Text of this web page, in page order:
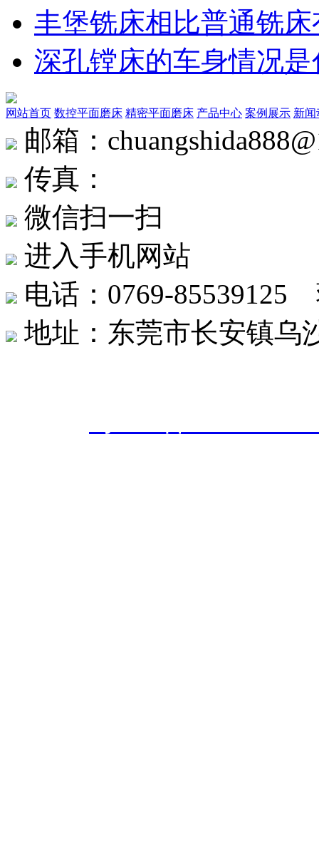
丰堡铣床相比普通铣
深孔镗床的车身情况
网站首页 数控平面磨床 精密平面磨床 产品中心 案例展示 新闻
邮箱：
传真：
微信扫一扫
进入手机网站
电话：0769-85539125
地址：东莞市长安镇乌